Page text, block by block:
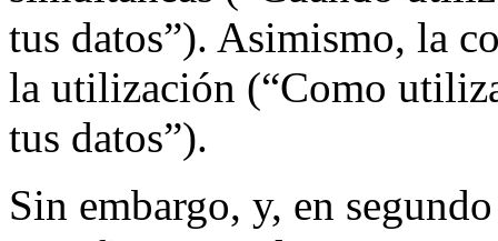
tus datos”). Asimismo, la
la utilización (“Como
tus datos”).
Sin embargo, y, en